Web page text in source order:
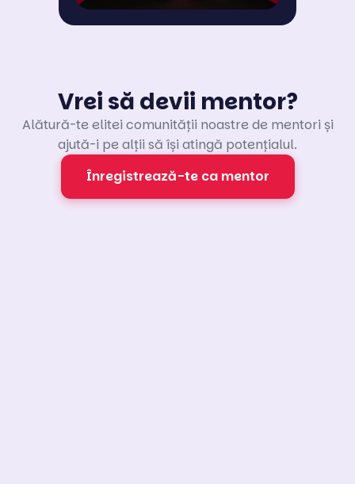
Vrei să devii mentor?
Alătură-te elitei comunității noastre de mentori și
ajută-i pe alții să își atingă potențialul.
Înregistrează-te ca mentor